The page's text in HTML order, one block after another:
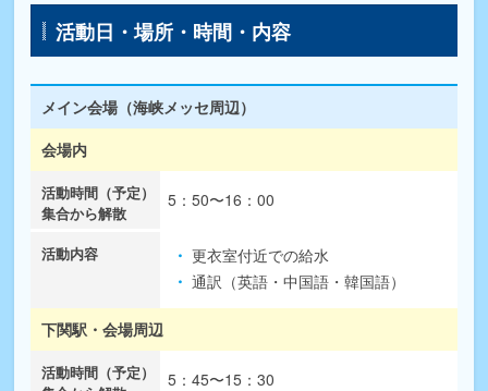
活動日・場所・時間・内容
メイン会場（海峡メッセ周辺）
会場内
5：50〜16：00
更衣室付近での給水
通訳（英語・中国語・韓国語）
下関駅・会場周辺
5：45〜15：30